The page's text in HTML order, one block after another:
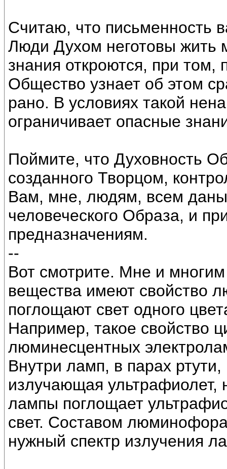
Считаю, что письменность
Люди Духом неготовы жить
знания откроются, при том,
Общество узнает об этом
рано. В условиях такой
ограничивает опасные
Поймите, что Духовность
созданного Творцом,
Вам, мне, людям, всем даны
человеческого Образа, и
предназначениям.
--
Вот смотрите. Мне и
вещества имеют свойство
поглощают свет одного
Например, такое свойство
люминесцентных
Внутри ламп, в парах ртути,
излучающая
лампы поглощает
свет. Составом
нужный спектр излучения